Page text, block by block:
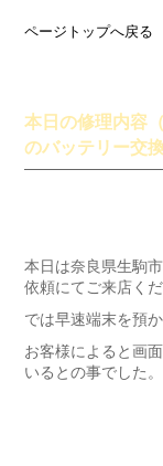
ページトップへ戻る
本日の修理内容
のバッテリー交換
本日は奈良県生駒
依頼にてご来店くだ
では早速端末を預
お客様によると画
いるとの事でした。